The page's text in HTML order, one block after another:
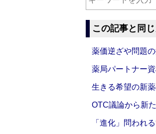
この記事と同
薬価逆ざや問題
薬局パートナー
生きる希望の新
OTC議論から新
「進化」問われ